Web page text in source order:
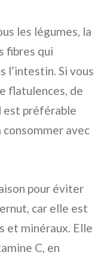
les légumes, la
fibres qui
l’intestin. Si vous
flatulences, de
est préférable
avec
pour éviter
car elle est
et minéraux. Elle
C, en